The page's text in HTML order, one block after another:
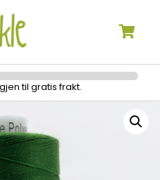
til gratis frakt.